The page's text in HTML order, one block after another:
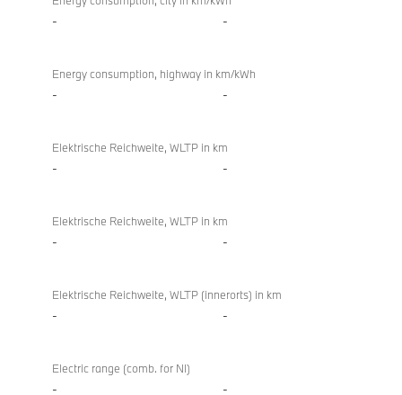
- -
Energy consumption, highway in km/kWh
- -
Elektrische Reichweite, WLTP in km
- -
Elektrische Reichweite, WLTP in km
- -
Elektrische Reichweite, WLTP (innerorts) in km
- -
Electric range (comb. for NI)
- -